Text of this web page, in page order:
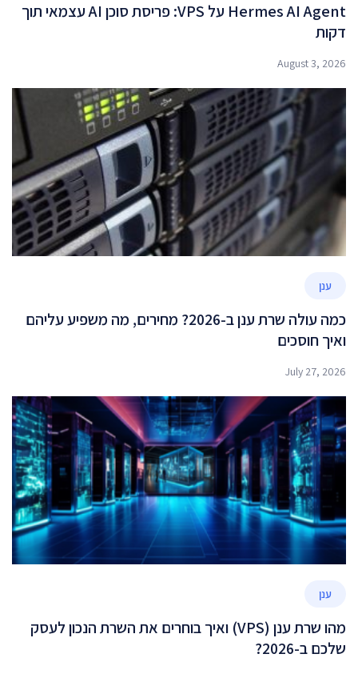
Hermes AI Agent על VPS: פריסת סוכן AI עצמאי תוך
דקות
August 3, 2026
ענן
כמה עולה שרת ענן ב-2026? מחירים, מה משפיע עליהם
ואיך חוסכים
July 27, 2026
ענן
מהו שרת ענן (VPS) ואיך בוחרים את השרת הנכון לעסק
שלכם ב-2026?